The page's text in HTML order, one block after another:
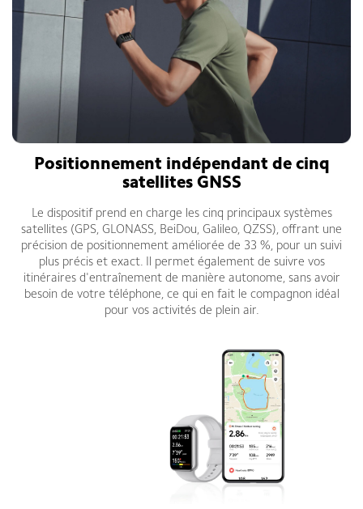
Positionnement indépendant de cinq
satellites GNSS
Le dispositif prend en charge les cinq principaux systèmes
satellites (GPS, GLONASS, BeiDou, Galileo, QZSS), offrant une
précision de positionnement améliorée de 33 %, pour un suivi
plus précis et exact. Il permet également de suivre vos
itinéraires d'entraînement de manière autonome, sans avoir
besoin de votre téléphone, ce qui en fait le compagnon idéal
pour vos activités de plein air.